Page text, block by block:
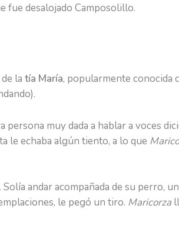
fue desalojado Camposolillo.
la tía María, popularmente conocida
persona muy dada a hablar a voces
le echaba algún tiento, a lo que
andar acompañada de su perro,
le pegó un tiro. Maricorza